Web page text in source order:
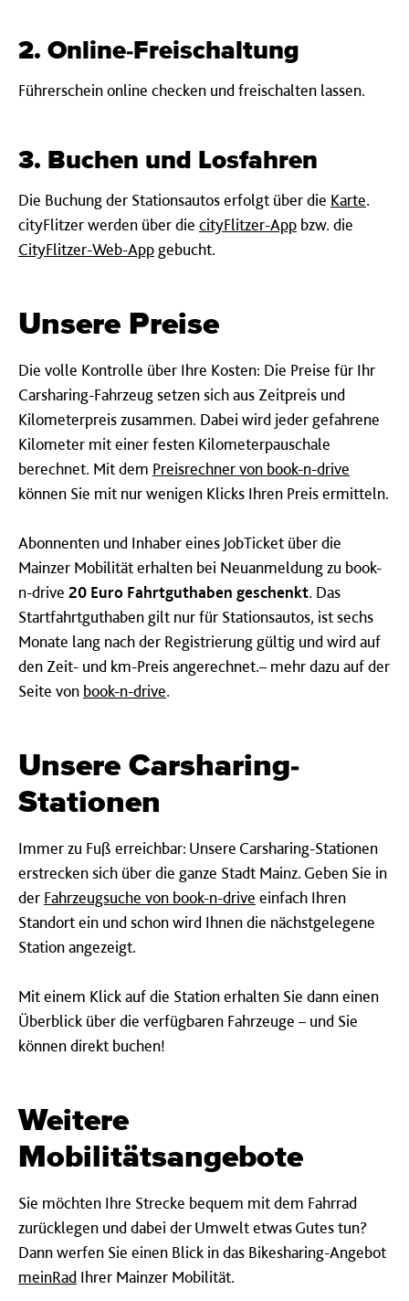
2. Online-Freischaltung
Führerschein online checken und freischalten lassen.
3. Buchen und Losfahren
Die Buchung der Stationsautos erfolgt über die Karte.
cityFlitzer werden über die cityFlitzer-App bzw. die
CityFlitzer-Web-App gebucht.
Unsere Preise
Die volle Kontrolle über Ihre Kosten: Die Preise für Ihr
Carsharing-Fahrzeug setzen sich aus Zeitpreis und
Kilometerpreis zusammen. Dabei wird jeder gefahrene
Kilometer mit einer festen Kilometerpauschale
berechnet. Mit dem Preisrechner von book-n-drive
können Sie mit nur wenigen Klicks Ihren Preis ermitteln.
Abonnenten und Inhaber eines JobTicket über die
Mainzer Mobilität erhalten bei Neuanmeldung zu book-
n-drive 20 Euro Fahrtguthaben geschenkt. Das
Startfahrtguthaben gilt nur für Stationsautos, ist sechs
Monate lang nach der Registrierung gültig und wird auf
den Zeit- und km-Preis angerechnet.– mehr dazu auf der
Seite von book-n-drive.
Unsere Carsharing-
Stationen
Immer zu Fuß erreichbar: Unsere Carsharing-Stationen
erstrecken sich über die ganze Stadt Mainz. Geben Sie in
der Fahrzeugsuche von book-n-drive einfach Ihren
Standort ein und schon wird Ihnen die nächstgelegene
Station angezeigt.
Mit einem Klick auf die Station erhalten Sie dann einen
Überblick über die verfügbaren Fahrzeuge – und Sie
können direkt buchen!
Weitere
Mobilitätsangebote
Sie möchten Ihre Strecke bequem mit dem Fahrrad
zurücklegen und dabei der Umwelt etwas Gutes tun?
Dann werfen Sie einen Blick in das Bikesharing-Angebot
meinRad Ihrer Mainzer Mobilität.